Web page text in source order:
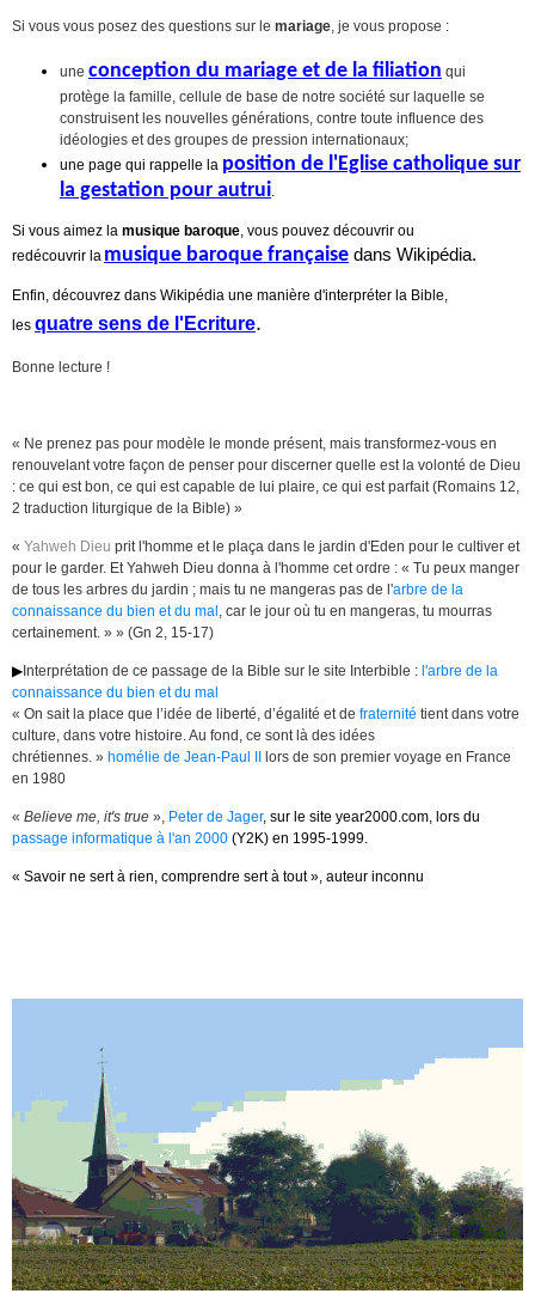
Si vous vous posez des questions sur le mariage, je vous propose :
une conception du mariage et de la filiation qui
protège la famille, cellule de base de notre société sur laquelle se
construisent les nouvelles générations, contre toute influence des
idéologies et des groupes de pression internationaux;
une page qui rappelle la position de l'Eglise catholique sur
la gestation pour autrui.
Si vous aimez la musique baroque, vous pouvez découvrir ou
redécouvrir la musique baroque française dans Wikipédia.
Enfin, découvrez dans Wikipédia une manière d'interpréter la Bible,
les quatre sens de l'Ecriture.
Bonne lecture !
« Ne prenez pas pour modèle le monde présent, mais transformez-vous en
renouvelant votre façon de penser pour discerner quelle est la volonté de Dieu
: ce qui est bon, ce qui est capable de lui plaire, ce qui est parfait (Romains 12,
2 traduction liturgique de la Bible) »
« Yahweh Dieu prit l'homme et le plaça dans le jardin d'Eden pour le cultiver et
pour le garder. Et Yahweh Dieu donna à l'homme cet ordre : « Tu peux manger
de tous les arbres du jardin ; mais tu ne mangeras pas de l'arbre de la
connaissance du bien et du mal, car le jour où tu en mangeras, tu mourras
certainement. » » (Gn 2, 15-17)
▶Interprétation de ce passage de la Bible sur le site Interbible : l'arbre de la
connaissance du bien et du mal
« On sait la place que l’idée de liberté, d’égalité et de fraternité tient dans votre
culture, dans votre histoire. Au fond, ce sont là des idées
chrétiennes. » homélie de Jean-Paul II lors de son premier voyage en France
en 1980
« Believe me, it's true », Peter de Jager, sur le site year2000.com, lors du
passage informatique à l'an 2000 (Y2K) en 1995-1999.
« Savoir ne sert à rien, comprendre sert à tout », auteur inconnu